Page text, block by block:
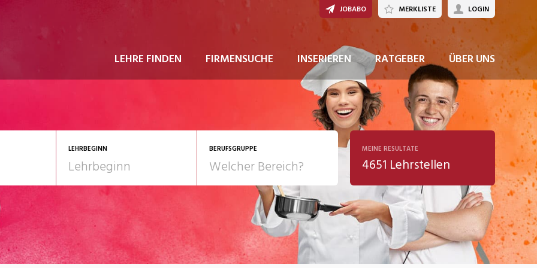
LEHRE FINDEN FIRMENSUCHE INSERIEREN RATGEBER ÜBER UNS
JOBABO MERKLISTE LOGIN
LEHRBEGINN BERUFSGRUPPE
Gesundheit/Pflege/Soziales
Telco
Kultur
MEINE RESULTATE
4651 Lehrstellen
JETZT BEWERBEN